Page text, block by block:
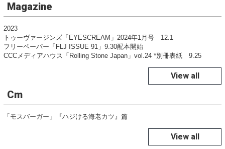
Magazine
2023
トゥーヴァージンズ「EYESCREAM」2024年1月号 12.1
フリーペーパー「FLJ ISSUE 91」9.30配本開始
CCCメディアハウス「Rolling Stone Japan」vol.24 *別冊表紙 9.25
View all
Cm
「モスバーガー」『ハジける海老カツ』篇
View all